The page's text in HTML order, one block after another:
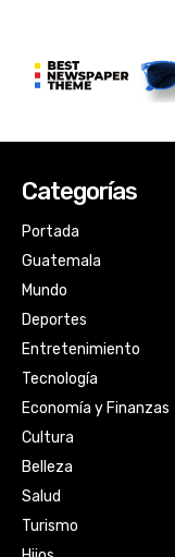
Categorías
Portada
Guatemala
Mundo
Deportes
Entretenimiento
Tecnología
Economía y Finanzas
Cultura
Belleza
Salud
Turismo